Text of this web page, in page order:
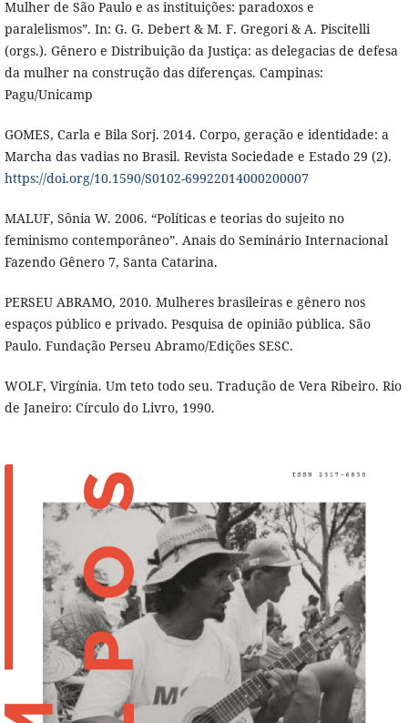
Mulher de São Paulo e as instituições: paradoxos e
paralelismos”. In: G. G. Debert & M. F. Gregori & A. Piscitelli
(orgs.). Gênero e Distribuição da Justiça: as delegacias de defesa
da mulher na construção das diferenças. Campinas:
Pagu/Unicamp
GOMES, Carla e Bila Sorj. 2014. Corpo, geração e identidade: a
Marcha das vadias no Brasil. Revista Sociedade e Estado 29 (2).
https://doi.org/10.1590/S0102-69922014000200007
MALUF, Sônia W. 2006. “Políticas e teorias do sujeito no
feminismo contemporâneo”. Anais do Seminário Internacional
Fazendo Gênero 7, Santa Catarina.
PERSEU ABRAMO, 2010. Mulheres brasileiras e gênero nos
espaços público e privado. Pesquisa de opinião pública. São
Paulo. Fundação Perseu Abramo/Edições SESC.
WOLF, Virgínia. Um teto todo seu. Tradução de Vera Ribeiro. Rio
de Janeiro: Círculo do Livro, 1990.